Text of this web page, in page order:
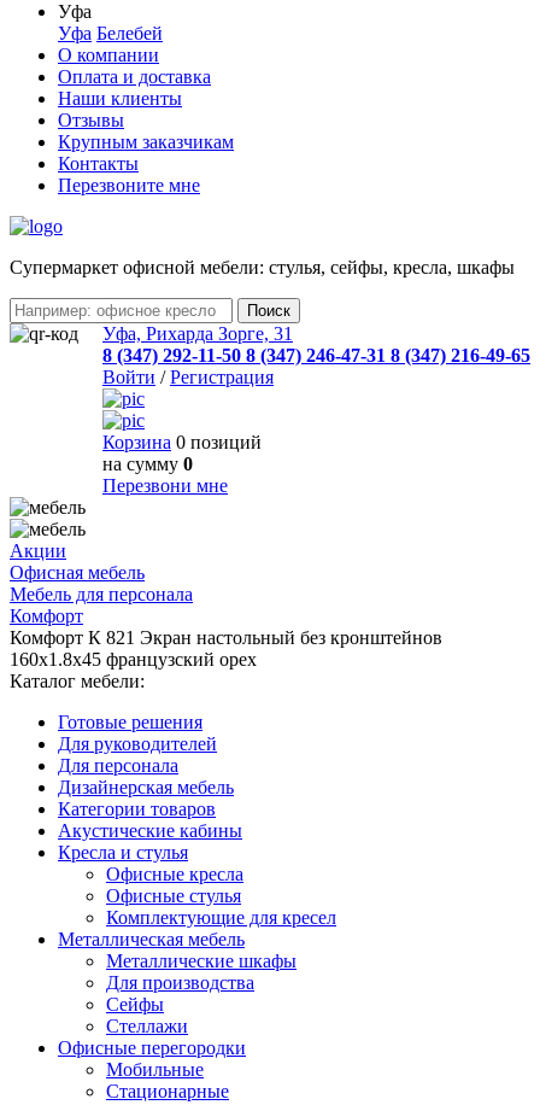
Уфа
Уфа Белебей
О компании
Оплата и доставка
Наши клиенты
Отзывы
Крупным заказчикам
Контакты
Перезвоните мне
Cупермаркет офисной мебели: стулья, сейфы, кресла, шкафы
Уфа, Рихарда Зорге, 31
8 (347) 292-11-50 8 (347) 246-47-31 8 (347) 216-49-65
Войти /Регистрация
Корзина 0 позиций
на сумму 0
Перезвони мне
Акции
Офисная мебель
Мебель для персонала
Комфорт
Комфорт К 821 Экран настольный без кронштейнов
160x1.8x45 французский орех
Каталог мебели:
Готовые решения
Для руководителей
Для персонала
Дизайнерская мебель
Категории товаров
Акустические кабины
Кресла и стулья
Офисные кресла
Офисные стулья
Комплектующие для кресел
Металлическая мебель
Металлические шкафы
Для производства
Сейфы
Стеллажи
Офисные перегородки
Мобильные
Стационарные